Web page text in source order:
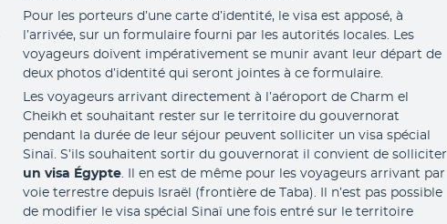
Pour les porteurs d’une carte d’identité, le visa est apposé, à
l’arrivée, sur un formulaire fourni par les autorités locales. Les
voyageurs doivent impérativement se munir avant leur départ de
deux photos d’identité qui seront jointes à ce formulaire.
Les voyageurs arrivant directement à l’aéroport de Charm el
Cheikh et souhaitant rester sur le territoire du gouvernorat
pendant la durée de leur séjour peuvent solliciter un visa spécial
Sinaï. S’ils souhaitent sortir du gouvernorat il convient de solliciter
un visa Égypte. Il en est de même pour les voyageurs arrivant par
voie terrestre depuis Israël (frontière de Taba). Il n’est pas possible
de modifier le visa spécial Sinaï une fois entré sur le territoire